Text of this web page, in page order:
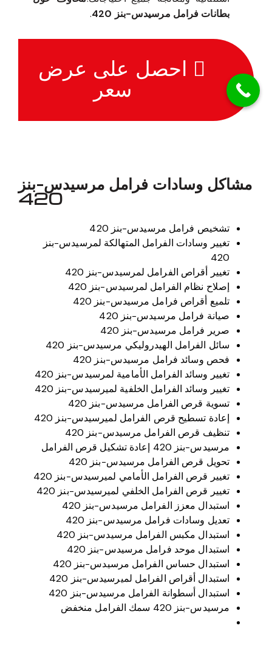
بطانات فرامل مرسيدس-بنز 420
.
احصل على عرض
سعر
مشاكل وسادات فرامل مرسيدس-بنز
420
تشخيص فرامل مرسيدس-بنز 420
تغيير وسادات الفرامل المتهالكة لمرسيدس-بنز
420
تغيير أقراص الفرامل لمرسيدس-بنز 420
إصلاح نظام الفرامل لمرسيدس-بنز 420
تلميع أقراص فرامل مرسيدس-بنز 420
صيانة فرامل مرسيدس-بنز 420
صرير فرامل مرسيدس-بنز 420
سائل الفرامل الهيدروليكي مرسيدس-بنز 420
فحص وسائد فرامل مرسيدس-بنز 420
تغيير وسائد الفرامل الأمامية لمرسيدس-بنز 420
تغيير وسائد الفرامل الخلفية لميرسيدس-بنز 420
تسوية قرص الفرامل مرسيدس-بنز 420
إعادة تسطيح قرص الفرامل لميرسيدس-بنز 420
تنظيف قرص الفرامل مرسيدس-بنز 420
مرسيدس-بنز 420 إعادة تشكيل قرص الفرامل
تحويل قرص الفرامل مرسيدس-بنز 420
تغيير قرص الفرامل الأمامي لميرسيدس-بنز 420
تغيير قرص الفرامل الخلفي لميرسيدس-بنز 420
استبدال معزز الفرامل مرسيدس-بنز 420
تعديل وسادات فرامل مرسيدس-بنز 420
استبدال مكبس الفرامل مرسيدس-بنز 420
استبدال موحد فرامل مرسيدس-بنز 420
استبدال حساس الفرامل مرسيدس-بنز 420
استبدال أقراص الفرامل لميرسيدس-بنز 420
استبدال أسطوانة الفرامل مرسيدس-بنز 420
مرسيدس-بنز 420 سمك الفرامل منخفض